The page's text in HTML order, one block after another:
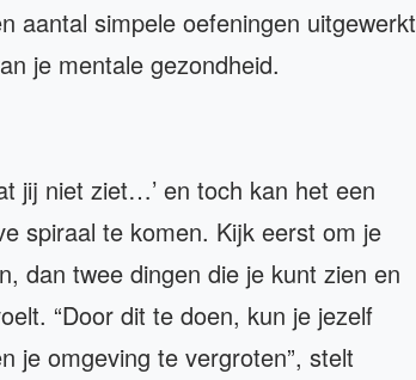
aantal simpele oefeningen uitgewerkt
je mentale gezondheid.
jij niet ziet…’ en toch kan het een
spiraal te komen. Kijk eerst om je
dan twee dingen die je kunt zien en
“Door dit te doen, kun je jezelf
je omgeving te vergroten”, stelt